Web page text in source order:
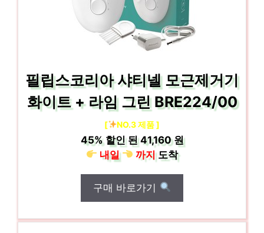
필립스코리아 샤티넬 모근제거기
화이트 + 라임 그린 BRE224/00
[ NO.3 제품 ]
45%할인 된41,160 원
내일
까지도착
구매 바로가기